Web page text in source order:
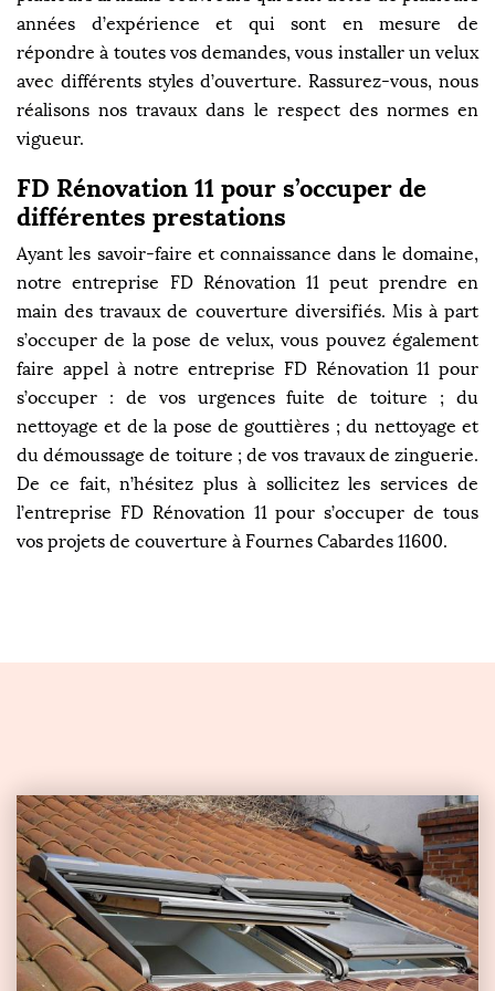
années d’expérience et qui sont en mesure de
répondre à toutes vos demandes, vous installer un velux
avec différents styles d’ouverture. Rassurez-vous, nous
réalisons nos travaux dans le respect des normes en
vigueur.
FD Rénovation 11 pour s’occuper de
différentes prestations
Ayant les savoir-faire et connaissance dans le domaine,
notre entreprise FD Rénovation 11 peut prendre en
main des travaux de couverture diversifiés. Mis à part
s’occuper de la pose de velux, vous pouvez également
faire appel à notre entreprise FD Rénovation 11 pour
s’occuper : de vos urgences fuite de toiture ; du
nettoyage et de la pose de gouttières ; du nettoyage et
du démoussage de toiture ; de vos travaux de zinguerie.
De ce fait, n’hésitez plus à sollicitez les services de
l’entreprise FD Rénovation 11 pour s’occuper de tous
vos projets de couverture à Fournes Cabardes 11600.